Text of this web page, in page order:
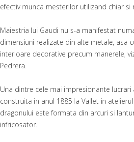
efectiv munca mesterilor utilizand chiar
Maiestria lui Gaudi nu s-a manifestat
dimensiuni realizate din alte metale, asa
interioare decorative precum manerele,
Pedrera.
Una dintre cele mai impresionante
construita in anul 1885 la Vallet in
dragonului este formata din arcuri si
infricosator.